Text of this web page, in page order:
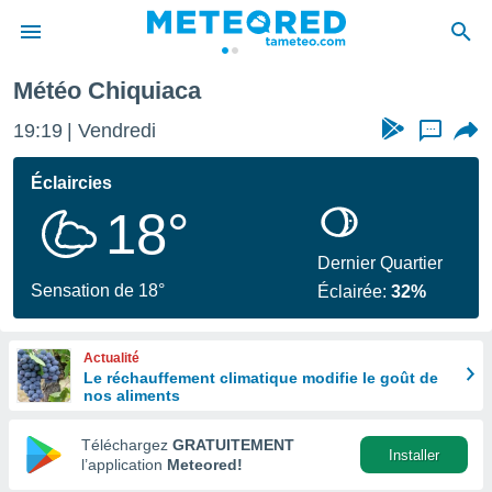
de
en
Météo Chiquiaca
19:19 Vendredi ...
Éclaircies
18°
Sensation de 18°
Dernier Quartier
Éclairée:32%
Actualité
Le réchauffement climatique modifie le goût de
nos aliments
Téléchargez GRATUITEMENT
l’application Meteored!
Installer